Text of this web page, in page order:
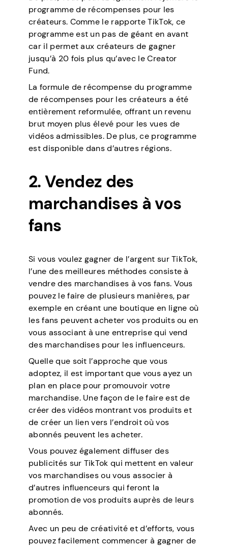
programme de récompenses pour les
créateurs. Comme le rapporte TikTok, ce
programme est un pas de géant en avant
car il permet aux créateurs de gagner
jusqu’à 20 fois plus qu’avec le Creator
Fund.
La formule de récompense du programme
de récompenses pour les créateurs a été
entièrement reformulée, offrant un revenu
brut moyen plus élevé pour les vues de
vidéos admissibles. De plus, ce programme
est disponible dans d’autres régions.
2. Vendez des
marchandises à vos
fans
Si vous voulez gagner de l’argent sur TikTok,
l’une des meilleures méthodes consiste à
vendre des marchandises à vos fans. Vous
pouvez le faire de plusieurs manières, par
exemple en créant une boutique en ligne où
les fans peuvent acheter vos produits ou en
vous associant à une entreprise qui vend
des marchandises pour les influenceurs.
Quelle que soit l’approche que vous
adoptez, il est important que vous ayez un
plan en place pour promouvoir votre
marchandise. Une façon de le faire est de
créer des vidéos montrant vos produits et
de créer un lien vers l’endroit où vos
abonnés peuvent les acheter.
Vous pouvez également diffuser des
publicités sur TikTok qui mettent en valeur
vos marchandises ou vous associer à
d’autres influenceurs qui feront la
promotion de vos produits auprès de leurs
abonnés.
Avec un peu de créativité et d’efforts, vous
pouvez facilement commencer à gagner de